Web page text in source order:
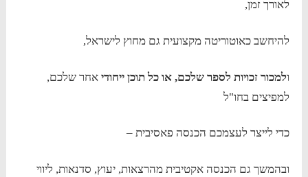
לאורך זמן,
להיחשב כאוטוריטה מקצועית גם מחוץ לישראל,
ולמכור זכויות לספר שלכם, או כל תוכן ייחודי אחר שלכם,
למפיצים בחו"ל
כדי לייצר לעצמכם הכנסה פאסיבית –
ובהמשך גם הכנסה אקטיבית מהרצאות, יעוץ, סדנאות, ליווי